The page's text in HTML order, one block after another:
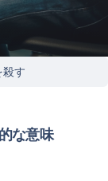
殺す
な意味